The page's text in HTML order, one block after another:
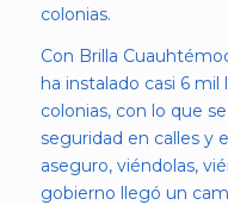
colonias.
Con Brilla
ha instalado casi 6
colonias, con lo que
seguridad en calles y
aseguro, viéndolas,
gobierno llegó un